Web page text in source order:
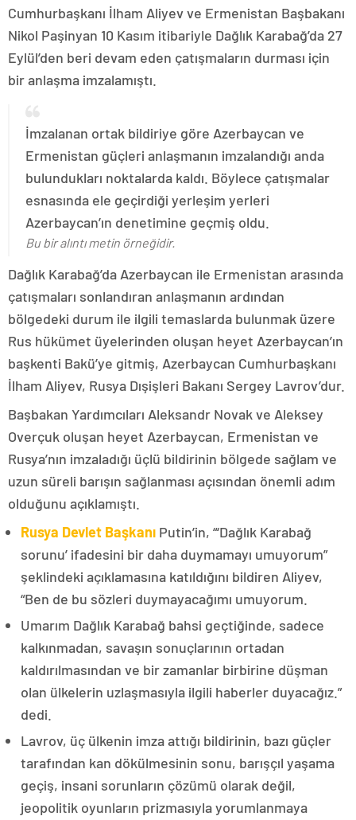
Cumhurbaşkanı İlham Aliyev ve Ermenistan Başbakanı
Nikol Paşinyan 10 Kasım itibariyle Dağlık Karabağ’da 27
Eylül’den beri devam eden çatışmaların durması için
bir anlaşma imzalamıştı.
İmzalanan ortak bildiriye göre Azerbaycan ve
Ermenistan güçleri anlaşmanın imzalandığı anda
bulundukları noktalarda kaldı. Böylece çatışmalar
esnasında ele geçirdiği yerleşim yerleri
Azerbaycan’ın denetimine geçmiş oldu.
Bu bir alıntı metin örneğidir.
Dağlık Karabağ’da Azerbaycan ile Ermenistan arasında
çatışmaları sonlandıran anlaşmanın ardından
bölgedeki durum ile ilgili temaslarda bulunmak üzere
Rus hükümet üyelerinden oluşan heyet Azerbaycan’ın
başkenti Bakü’ye gitmiş, Azerbaycan Cumhurbaşkanı
İlham Aliyev, Rusya Dışişleri Bakanı Sergey Lavrov’dur.
Başbakan Yardımcıları Aleksandr Novak ve Aleksey
Overçuk oluşan heyet Azerbaycan, Ermenistan ve
Rusya’nın imzaladığı üçlü bildirinin bölgede sağlam ve
uzun süreli barışın sağlanması açısından önemli adım
olduğunu açıklamıştı.
Rusya Devlet Başkanı Putin’in, “‘Dağlık Karabağ
sorunu’ ifadesini bir daha duymamayı umuyorum”
şeklindeki açıklamasına katıldığını bildiren Aliyev,
“Ben de bu sözleri duymayacağımı umuyorum.
Umarım Dağlık Karabağ bahsi geçtiğinde, sadece
kalkınmadan, savaşın sonuçlarının ortadan
kaldırılmasından ve bir zamanlar birbirine düşman
olan ülkelerin uzlaşmasıyla ilgili haberler duyacağız.”
dedi.
Lavrov, üç ülkenin imza attığı bildirinin, bazı güçler
tarafından kan dökülmesinin sonu, barışçıl yaşama
geçiş, insani sorunların çözümü olarak değil,
jeopolitik oyunların prizmasıyla yorumlanmaya